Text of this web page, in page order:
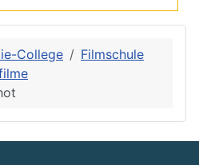
College
Filmschule